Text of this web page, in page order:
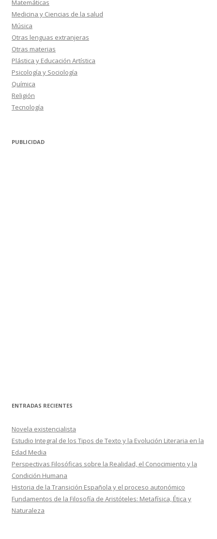
Matemáticas
Medicina y Ciencias de la salud
Música
Otras lenguas extranjeras
Otras materias
Plástica y Educación Artística
Psicología y Sociología
Química
Religión
Tecnología
PUBLICIDAD
ENTRADAS RECIENTES
Novela existencialista
Estudio Integral de los Tipos de Texto y la Evolución Literaria en la
Edad Media
Perspectivas Filosóficas sobre la Realidad, el Conocimiento y la
Condición Humana
Historia de la Transición Española y el proceso autonómico
Fundamentos de la Filosofía de Aristóteles: Metafísica, Ética y
Naturaleza